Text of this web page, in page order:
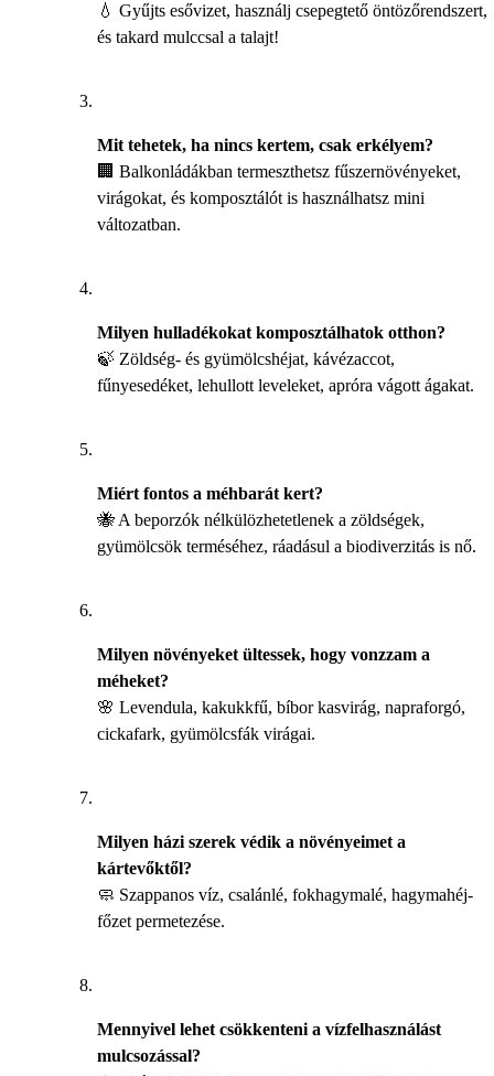
💧 Gyűjts esővizet, használj csepegtető öntözőrendszert,
és takard mulccsal a talajt!
Mit tehetek, ha nincs kertem, csak erkélyem?
🏢 Balkonládákban termeszthetsz fűszernövényeket,
virágokat, és komposztálót is használhatsz mini
változatban.
Milyen hulladékokat komposztálhatok otthon?
🍃 Zöldség- és gyümölcshéjat, kávézaccot,
fűnyesedéket, lehullott leveleket, apróra vágott ágakat.
Miért fontos a méhbarát kert?
🐝 A beporzók nélkülözhetetlenek a zöldségek,
gyümölcsök terméséhez, ráadásul a biodiverzitás is nő.
Milyen növényeket ültessek, hogy vonzzam a
méheket?
🌸 Levendula, kakukkfű, bíbor kasvirág, napraforgó,
cickafark, gyümölcsfák virágai.
Milyen házi szerek védik a növényeimet a
kártevőktől?
🧼 Szappanos víz, csalánlé, fokhagymalé, hagymahéj-
főzet permetezése.
Mennyivel lehet csökkenteni a vízfelhasználást
mulcsozással?